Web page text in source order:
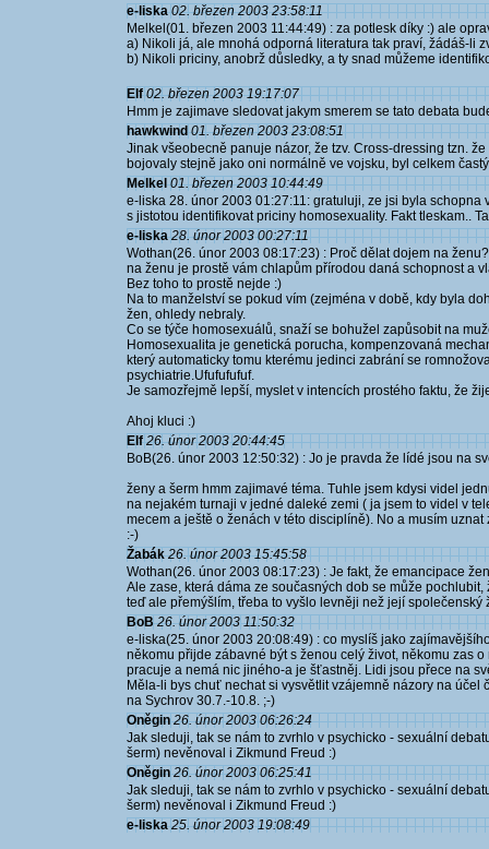
e-liska 02. březen 2003 23:58:11
Melkel(01. březen 2003 11:44:49) : za potlesk díky :) ale
a) Nikoli já, ale mnohá odporná literatura tak praví, žádáš-li
b) Nikoli priciny, anobrž důsledky, a ty snad můžeme
Elf 02. březen 2003 19:17:07
Hmm je zajimave sledovat jakym smerem se tato debata
hawkwind 01. březen 2003 23:08:51
Jinak všeobecně panuje názor, že tzv. Cross-dressing tzn.
bojovaly stejně jako oni normálně ve vojsku, byl celkem
Melkel 01. březen 2003 10:44:49
e-liska 28. únor 2003 01:27:11: gratuluji, ze jsi byla
s jistotou identifikovat priciny homosexuality. Fakt tleskam..
e-liska 28. únor 2003 00:27:11
Wothan(26. únor 2003 08:17:23) : Proč dělat dojem na
na ženu je prostě vám chlapům přírodou daná schopnost a
Bez toho to prostě nejde :)
Na to manželství se pokud vím (zejména v době, kdy byla
žen, ohledy nebraly.
Co se týče homosexuálů, snaží se bohužel zapůsobit na
Homosexualita je genetická porucha, kompenzovaná
který automaticky tomu kterému jedinci zabrání se
psychiatrie.Ufufufufuf.
Je samozřejmě lepší, myslet v intencích prostého faktu, že
Ahoj kluci :)
Elf 26. únor 2003 20:44:45
BoB(26. únor 2003 12:50:32) : Jo je pravda že lídé jsou na
ženy a šerm hmm zajimavé téma. Tuhle jsem kdysi videl
na nejakém turnaji v jedné daleké zemi ( ja jsem to videl v
mecem a ještě o ženách v této disciplíně). No a musím
:-)
Žabák 26. únor 2003 15:45:58
Wothan(26. únor 2003 08:17:23) : Je fakt, že emancipace
Ale zase, která dáma ze současných dob se může
teď ale přemýšlím, třeba to vyšlo levněji než její
BoB 26. únor 2003 11:50:32
e-liska(25. únor 2003 20:08:49) : co myslíš jako
někomu přijde zábavné být s ženou celý život, někomu zas
pracuje a nemá nic jiného-a je šťastněj. Lidi jsou přece na
Měla-li bys chuť nechat si vysvětlit vzájemně názory na účel
na Sychrov 30.7.-10.8. ;-)
Oněgin 26. únor 2003 06:26:24
Jak sleduji, tak se nám to zvrhlo v psychicko - sexuální
šerm) nevěnoval i Zikmund Freud :)
Oněgin 26. únor 2003 06:25:41
Jak sleduji, tak se nám to zvrhlo v psychicko - sexuální
šerm) nevěnoval i Zikmund Freud :)
e-liska 25. únor 2003 19:08:49